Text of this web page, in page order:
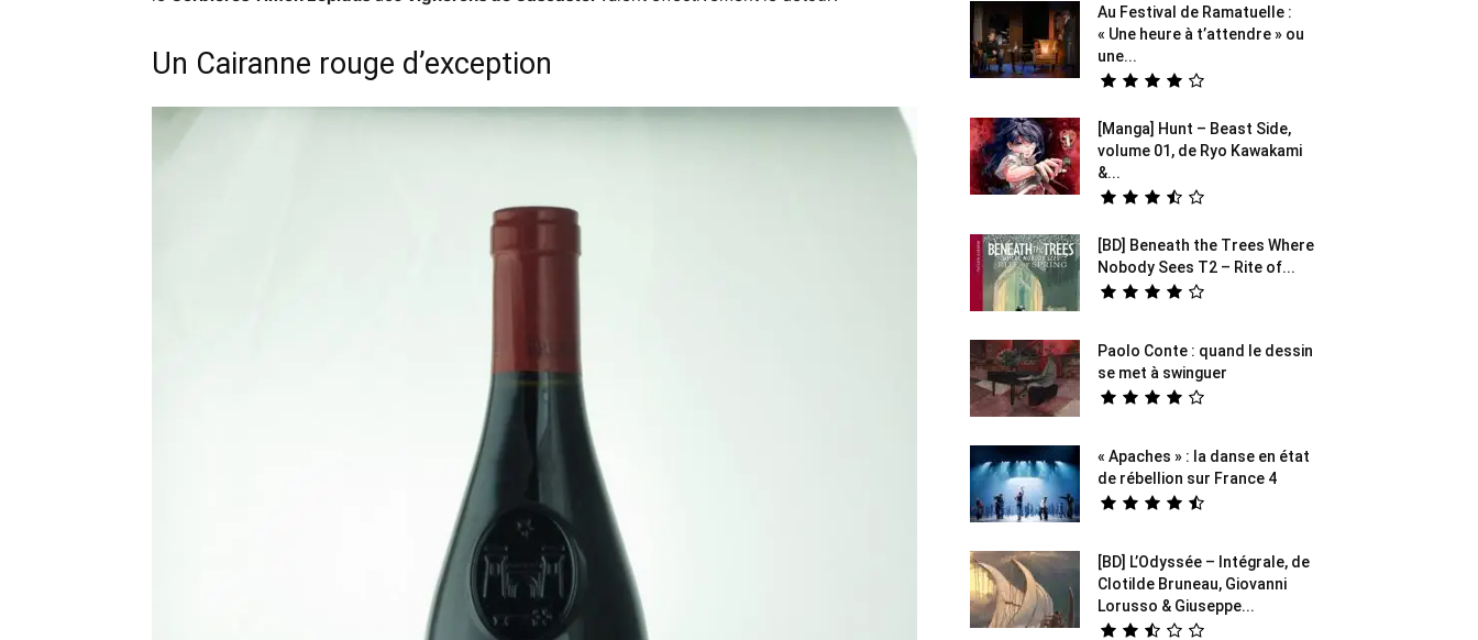
Un Cairanne rouge d’exception
Au Festival de Ramatuelle :
« Une heure à t’attendre » ou
une...
[Manga] Hunt – Beast Side,
volume 01, de Ryo Kawakami
&...
[BD] Beneath the Trees Where
Nobody Sees T2 – Rite of...
Paolo Conte : quand le dessin
se met à swinguer
« Apaches » : la danse en état
de rébellion sur France 4
[BD] L’Odyssée – Intégrale, de
Clotilde Bruneau, Giovanni
Lorusso & Giuseppe...